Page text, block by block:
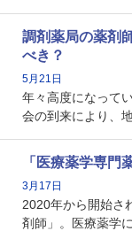
という声を聞いた
本記事では、認定
れる理由や、取得
アへの影響を解説し
調剤薬局の薬剤
べき？
5月21日
年々高度になって
会の到来により、
で、重要度が増し
資格です。認定薬
なのでしょうか。
メリットがあるの
「医療薬学専門
3月17日
2020年から開始さ
剤師」。医療薬学